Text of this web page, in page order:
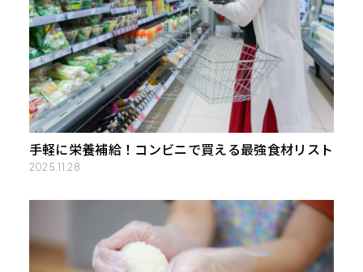
手軽に栄養補給！コンビニで買える最強食材リスト
2025.11.28